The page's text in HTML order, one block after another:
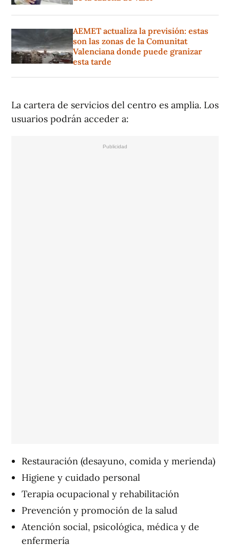
AEMET actualiza la previsión: estas
son las zonas de la Comunitat
Valenciana donde puede granizar
esta tarde
La cartera de servicios del centro es amplia. Los
usuarios podrán acceder a:
Restauración (desayuno, comida y merienda)
Higiene y cuidado personal
Terapia ocupacional y rehabilitación
Prevención y promoción de la salud
Atención social, psicológica, médica y de
enfermería